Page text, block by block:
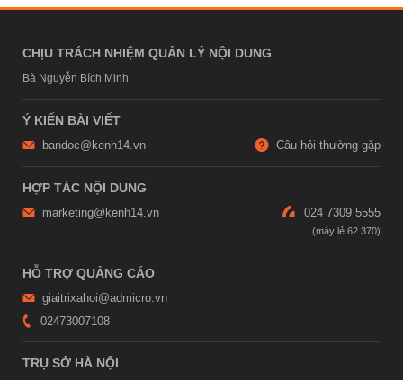
CHỊU TRÁCH NHIỆM QUẢN LÝ NỘI DUNG
Bà Nguyễn Bích Minh
Ý KIẾN BÀI VIẾT
bandoc@kenh14.vn Câu hỏi thường gặp
HỢP TÁC NỘI DUNG
marketing@kenh14.vn 024 7309 5555
HỖ TRỢ QUẢNG CÁO
giaitrixahoi@admicro.vn
02473007108
TRỤ SỞ HÀ NỘI